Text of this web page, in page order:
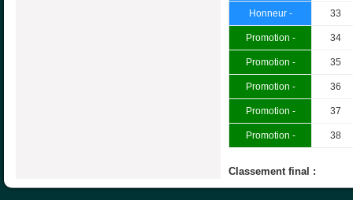
Honneur - 33
Promotion - 34
Promotion - 35
Promotion - 36
Promotion - 37
Promotion - 38
Classement final :